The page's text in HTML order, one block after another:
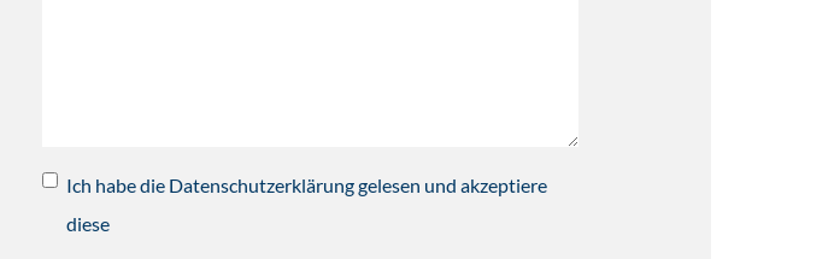
Ich habe die Datenschutzerklärung gelesen und akzeptiere
diese